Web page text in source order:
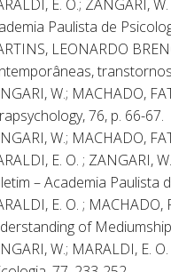
E. O.; ZANGARI,
Paulista de
LEONARDO
W.; MACHADO,
76, p. 66-67.
W.; MACHADO,
E. O. ; ZANGARI,
– Academia Paulista
E. O. ;
of
W.; MARALDI, E.